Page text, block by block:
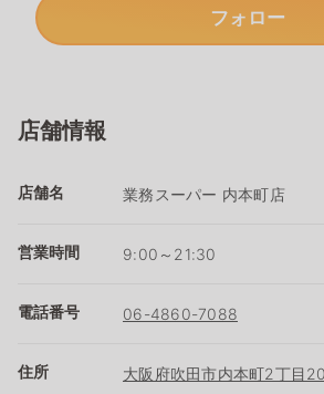
フォロー
店舗情報
店舗名 業務スーパー 内本町店
営業時間 9:00～21:30
電話番号 06-4860-7088
住所 大阪府吹田市内本町2丁目